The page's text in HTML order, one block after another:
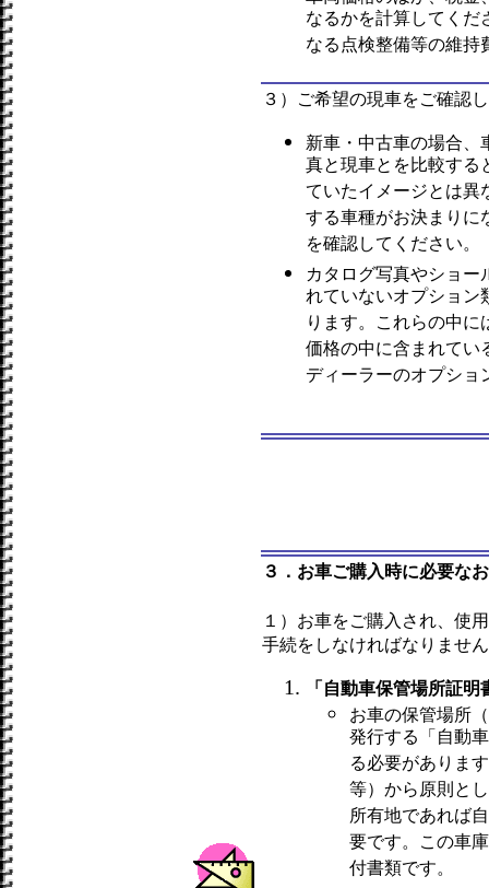
なるかを計算してくだ
なる点検整備等の維持
３）ご希望の現車をご確認
新車・中古車の場合、
真と現車とを比較する
ていたイメージとは異
する車種がお決まりに
を確認してください。
カタログ写真やショー
れていないオプション
ります。これらの中
価格の中に含まれてい
ディーラーのオプショ
３．お車ご購入時に必要な
１）お車をご購入され、使
手続をしなければなりませ
「自動車保管場所証
お車の保管場所
発行する「自動
る必要がありま
等）から原則と
所有地であれば
要です。この車
付書類です。